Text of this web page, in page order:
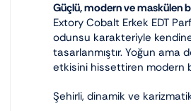
Güçlü, modern ve maskülen
Extory Cobalt Erkek EDT
odunsu karakteriyle
tasarlanmıştır. Yoğun ama
etkisini hissettiren modern
Şehirli, dinamik ve